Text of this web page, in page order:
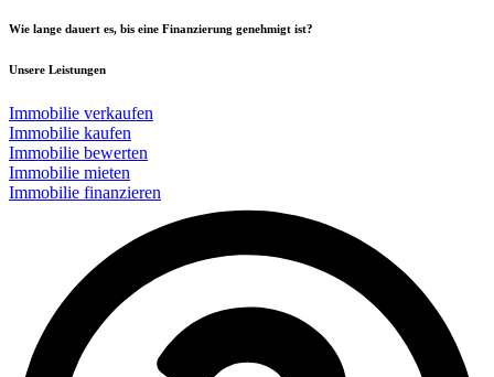
Wie lange dauert es, bis eine Finanzierung genehmigt ist?
Unsere Leistungen
Immobilie verkaufen
Immobilie kaufen
Immobilie bewerten
Immobilie mieten
Immobilie finanzieren